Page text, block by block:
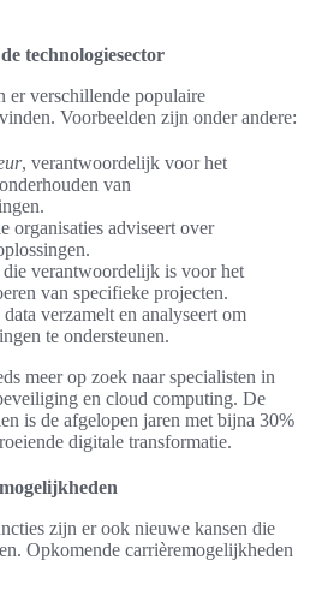
technologiesector
er verschillende populaire
Voorbeelden zijn onder andere:
, verantwoordelijk voor het
van
organisaties adviseert over
die verantwoordelijk is voor het
van specifieke projecten.
verzamelt en analyseert om
te ondersteunen.
meer op zoek naar specialisten in
en cloud computing. De
is de afgelopen jaren met bijna 30%
digitale transformatie.
zijn er ook nieuwe kansen die
Opkomende carrièremogelijkheden